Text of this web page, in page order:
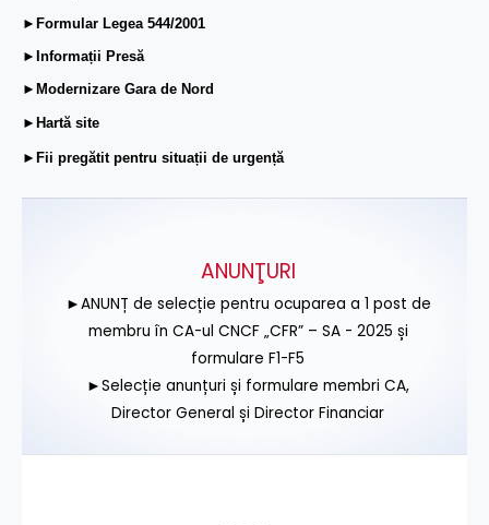
►Formular Legea 544/2001
►Informații Presă
►Modernizare Gara de Nord
►Hartă site
►Fii pregătit pentru situații de urgență
ANUNŢURI
►ANUNȚ de selecție pentru ocuparea a 1 post de
membru în CA-ul CNCF „CFR” – SA - 2025 și
formulare F1-F5
►Selecție anunțuri și formulare membri CA,
Director General și Director Financiar